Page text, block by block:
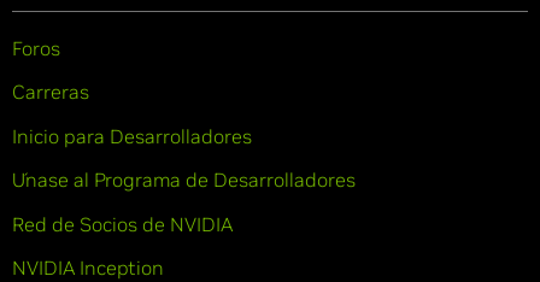
Foros
Carreras
Inicio para Desarrolladores
Únase al Programa de Desarrolladores
Red de Socios de NVIDIA
NVIDIA Inception